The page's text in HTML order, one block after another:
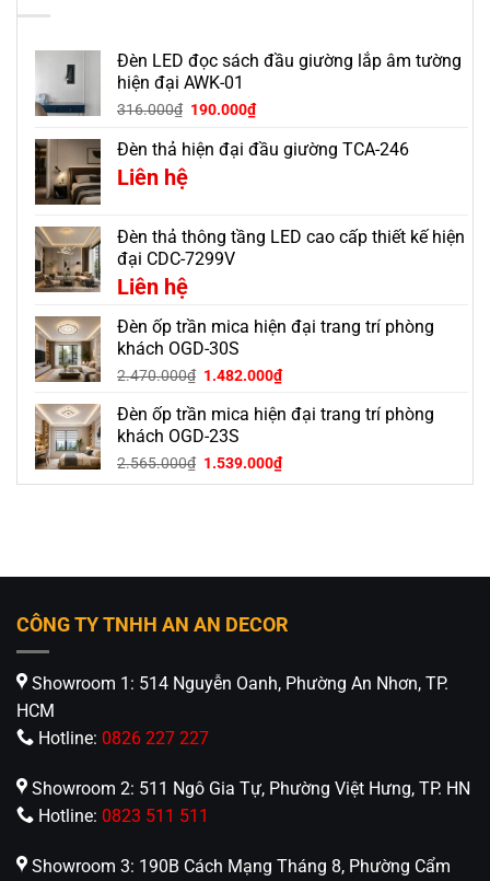
Đèn LED đọc sách đầu giường lắp âm tường
hiện đại AWK-01
316.000₫ 190.000₫
Đèn thả hiện đại đầu giường TCA-246
Liên hệ
Đèn thả thông tầng LED cao cấp thiết kế hiện
đại CDC-7299V
Liên hệ
Đèn ốp trần mica hiện đại trang trí phòng
khách OGD-30S
2.470.000₫ Giá
là:
2.470.000₫.
1.482.000₫Giá
tại
1.482.000₫.
Đèn ốp trần mica hiện đại trang trí phòng
khách OGD-23S
2.565.000₫ Giá
gốc
1.539.000₫Giá
hiện
CÔNG TY TNHH AN AN DECOR
Showroom 1: 514 Nguyễn Oanh, Phường An Nhơn, TP.
HCM
Hotline: 0826 227 227
Showroom 2: 511 Ngô Gia Tự, Phường Việt Hưng, TP. HN
Hotline: 0823 511 511
Showroom 3: 190B Cách Mạng Tháng 8, Phường Cẩm